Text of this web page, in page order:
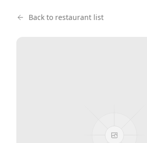
Back to restaurant list